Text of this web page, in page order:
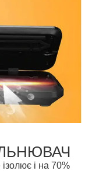
і на 70%